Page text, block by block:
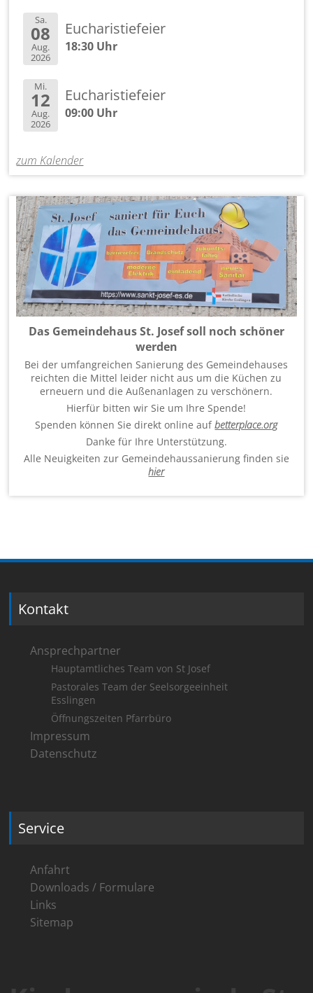
Sa.
08
Aug.
2026
Eucharistiefeier
18:30 Uhr
Mi.
12
Aug.
2026
Eucharistiefeier
09:00 Uhr
zum Kalender
Das Gemeindehaus St. Josef soll noch schöner
werden
Bei der umfangreichen Sanierung des Gemeindehauses
reichten die Mittel leider nicht aus um die Küchen zu
erneuern und die Außenanlagen zu verschönern.
Hierfür bitten wir Sie um Ihre Spende!
Spenden können Sie direkt online aufbetterplace.org
Danke für Ihre Unterstützung.
Alle Neuigkeiten zur Gemeindehaussanierung finden sie
hier
Kontakt
Ansprechpartner
Hauptamtliches Team von St Josef
Pastorales Team der Seelsorgeeinheit
Esslingen
Öffnungszeiten Pfarrbüro
Impressum
Datenschutz
Service
Anfahrt
Downloads / Formulare
Links
Sitemap